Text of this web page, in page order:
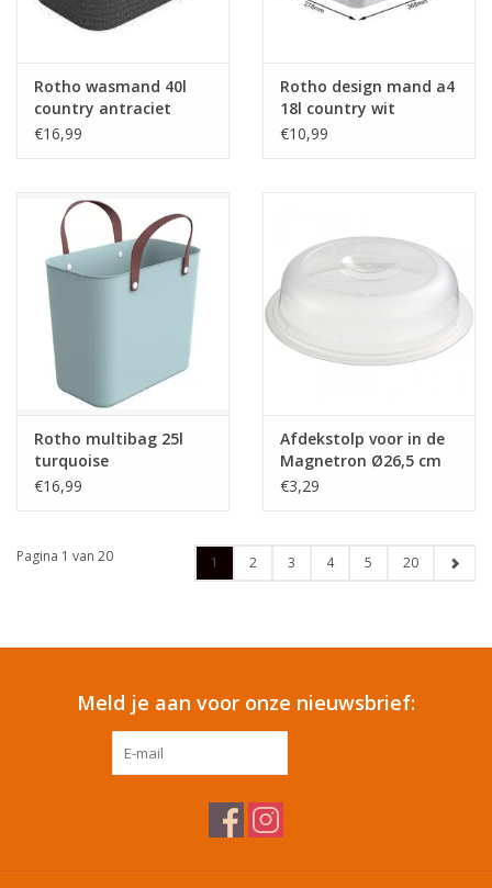
Rotho wasmand 40l
country antraciet
€16,99
Rotho design mand a4
18l country wit
€10,99
Rotho multibag 25l
turquoise
€16,99
Afdekstolp voor in de
Magnetron Ø26,5 cm
€3,29
Pagina 1 van 20 1 2 3 4 5 20
Meld je aan voor onze nieuwsbrief: